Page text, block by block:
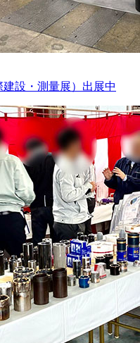
建設・測量展）出展中